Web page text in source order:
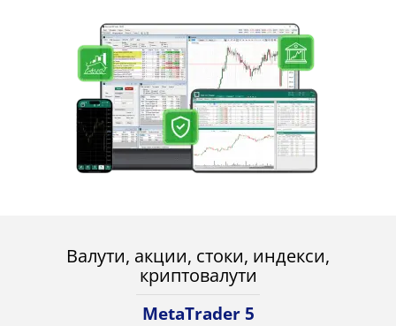
Валути, акции, стоки, индекси,
криптовалути
MetaTrader 5